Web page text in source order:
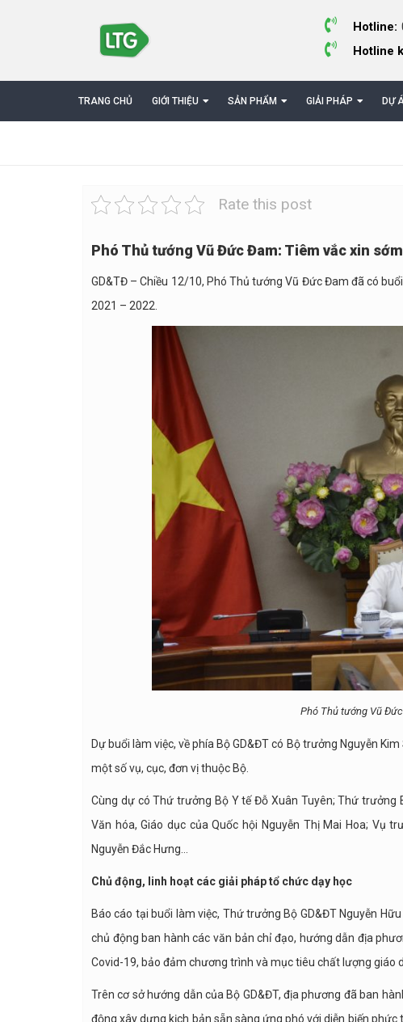
Hotline:
Hotline
TRANG CHỦ GIỚI THIỆU SẢN PHẨM GIẢI PHÁP DỰ
Rate this post
Phó Thủ tướng Vũ Đức Đam: Tiêm vắc xin
GD&TĐ – Chiều 12/10, Phó Thủ tướng Vũ Đức Đam đã có
2021 – 2022.
Phó Thủ tướng Vũ
Dự buổi làm việc, về phía Bộ GD&ĐT có Bộ trưởng Nguyễn
một số vụ, cục, đơn vị thuộc Bộ.
Cùng dự có Thứ trưởng Bộ Y tế Đỗ Xuân Tuyên; Thứ trưởng
Văn hóa, Giáo dục của Quốc hội Nguyễn Thị Mai Hoa; Vụ
Nguyễn Đắc Hưng…
Chủ động, linh hoạt các giải pháp tổ chức dạy học
Báo cáo tại buổi làm việc, Thứ trưởng Bộ GD&ĐT Nguyễn
chủ động ban hành các văn bản chỉ đạo, hướng dẫn địa
Covid-19, bảo đảm chương trình và mục tiêu chất lượng giáo
Trên cơ sở hướng dẫn của Bộ GD&ĐT, địa phương đã ban
động xây dựng kịch bản sẵn sàng ứng phó với diễn biến